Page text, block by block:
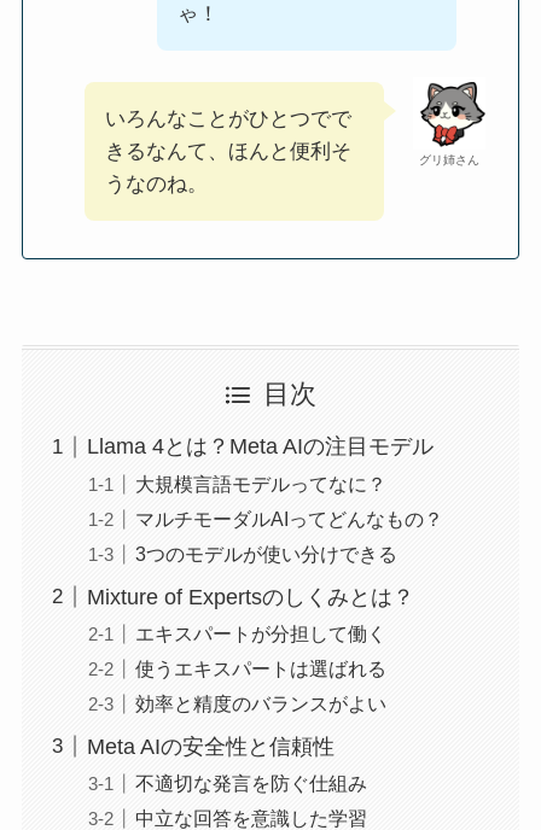
ゃ！
グリ姉さん
いろんなことがひとつでで
きるなんて、ほんと便利そ
うなのね。
目次
Llama 4とは？Meta AIの注目モデル
大規模言語モデルってなに？
マルチモーダルAIってどんなもの？
3つのモデルが使い分けできる
Mixture of Expertsのしくみとは？
エキスパートが分担して働く
使うエキスパートは選ばれる
効率と精度のバランスがよい
Meta AIの安全性と信頼性
不適切な発言を防ぐ仕組み
中立な回答を意識した学習